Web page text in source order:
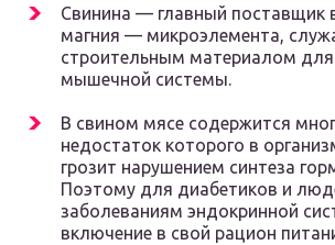
Свинина — главный поставщик
магния — микроэлемента,
строительным материалом для
мышечной системы.
В свином мясе содержится
недостаток которого в
грозит нарушением синтеза
Поэтому для диабетиков и
заболеваниям эндокринной
включение в свой рацион